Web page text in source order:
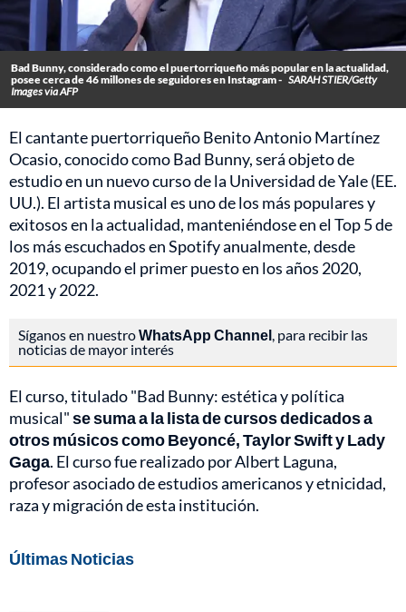
Bad Bunny, considerado como el puertorriqueño más popular en la actualidad,
posee cerca de 46 millones de seguidores en Instagram - SARAH STIER/Getty
Images via AFP
El cantante puertorriqueño Benito Antonio Martínez
Ocasio, conocido como Bad Bunny, será objeto de
estudio en un nuevo curso de la Universidad de Yale (EE.
UU.). El artista musical es uno de los más populares y
exitosos en la actualidad, manteniéndose en el Top 5 de
los más escuchados en Spotify anualmente, desde
2019, ocupando el primer puesto en los años 2020,
2021 y 2022.
Síganos en nuestroWhatsApp Channel, para recibir las
noticias de mayor interés
El curso, titulado "Bad Bunny: estética y política
musical"se suma a la lista de cursos dedicados a
otros músicos como Beyoncé, Taylor Swift y Lady
Gaga. El curso fue realizado por Albert Laguna,
profesor asociado de estudios americanos y etnicidad,
raza y migración de esta institución.
Últimas Noticias